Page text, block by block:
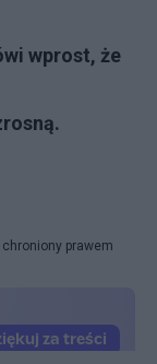
wprost, że
prawem